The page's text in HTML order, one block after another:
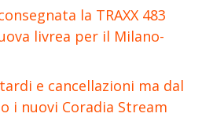
la TRAXX 483
livrea per il Milano-
e cancellazioni ma dal
i nuovi Coradia Stream